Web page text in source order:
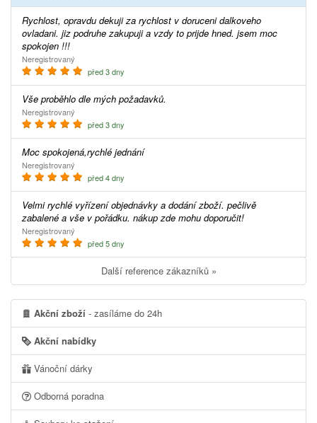
Rychlost, opravdu dekuji za rychlost v doruceni dalkoveho
ovladani. jiz podruhe zakupuji a vzdy to prijde hned. jsem moc
spokojen !!!
Neregistrovaný
před 3 dny
Vše proběhlo dle mých požadavků.
Neregistrovaný
před 3 dny
Moc spokojená,rychlé jednání
Neregistrovaný
před 4 dny
Velmi rychlé vyřízení objednávky a dodání zboží. pečlivě
zabalené a vše v pořádku. nákup zde mohu doporučit!
Neregistrovaný
před 5 dny
Další reference zákazníků »
Akční zboží - zasíláme do 24h
Akční nabídky
Vánoční dárky
Odborná poradna